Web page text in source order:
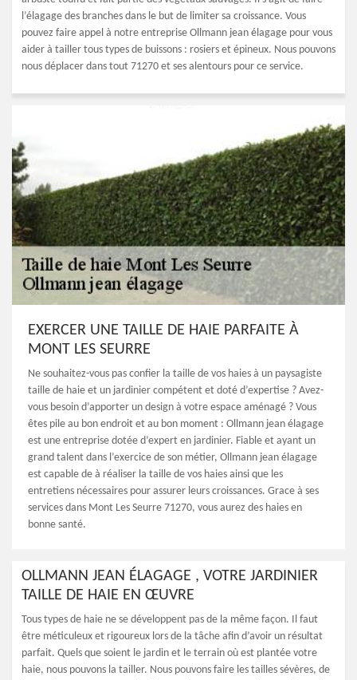
l’élagage des branches dans le but de limiter sa croissance. Vous
pouvez faire appel à notre entreprise Ollmann jean élagage pour vous
aider à tailler tous types de buissons : rosiers et épineux. Nous pouvons
nous déplacer dans tout 71270 et ses alentours pour ce service.
EXERCER UNE TAILLE DE HAIE PARFAITE À
MONT LES SEURRE
Ne souhaitez-vous pas confier la taille de vos haies à un paysagiste
taille de haie et un jardinier compétent et doté d’expertise ? Avez-
vous besoin d’apporter un design à votre espace aménagé ? Vous
êtes pile au bon endroit et au bon moment : Ollmann jean élagage
est une entreprise dotée d’expert en jardinier. Fiable et ayant un
grand talent dans l’exercice de son métier, Ollmann jean élagage
est capable de à réaliser la taille de vos haies ainsi que les
entretiens nécessaires pour assurer leurs croissances. Grace à ses
services dans Mont Les Seurre 71270, vous aurez des haies en
bonne santé.
OLLMANN JEAN ÉLAGAGE , VOTRE JARDINIER
TAILLE DE HAIE EN ŒUVRE
Tous types de haie ne se développent pas de la même façon. Il faut
être méticuleux et rigoureux lors de la tâche afin d’avoir un résultat
parfait. Quels que soient le jardin et le terrain où est plantée votre
haie, nous pouvons la tailler. Nous pouvons faire les tailles sévères, de